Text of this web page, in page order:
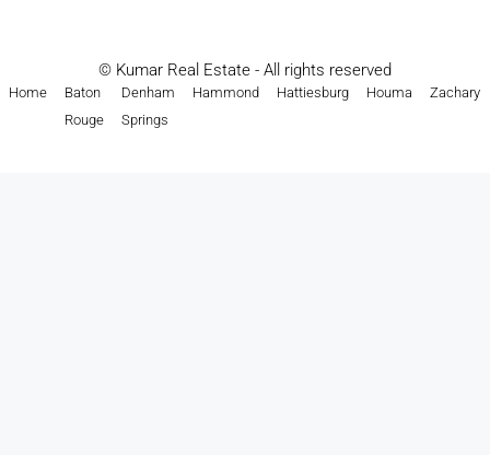
© Kumar Real Estate - All rights reserved
Home
Baton
Rouge
Denham
Springs
Hammond Hattiesburg Houma Zachary